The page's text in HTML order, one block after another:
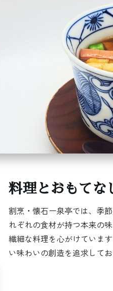
料理とおもてな
割烹・懐石ー泉亭では、季
れぞれの食材が持つ本来の
繊細な料理を心がけていま
い味わいの創造を追求して